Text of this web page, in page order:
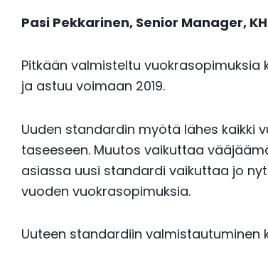
Pasi Pekkarinen, Senior Manager,
Pitkään valmisteltu
ja astuu voimaan 2019.
Uuden standardin myötä lähes kaikki
taseeseen. Muutos vaikuttaa
asiassa uusi standardi vaikuttaa jo
vuoden vuokrasopimuksia.
Uuteen standardiin